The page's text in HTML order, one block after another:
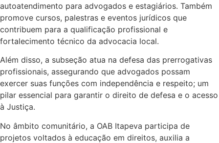
autoatendimento para advogados e estagiários. Também
promove cursos, palestras e eventos jurídicos que
contribuem para a qualificação profissional e
fortalecimento técnico da advocacia local.
Além disso, a subseção atua na defesa das prerrogativas
profissionais, assegurando que advogados possam
exercer suas funções com independência e respeito; um
pilar essencial para garantir o direito de defesa e o acesso
à Justiça.
No âmbito comunitário, a OAB Itapeva participa de
projetos voltados à educação em direitos, auxilia a